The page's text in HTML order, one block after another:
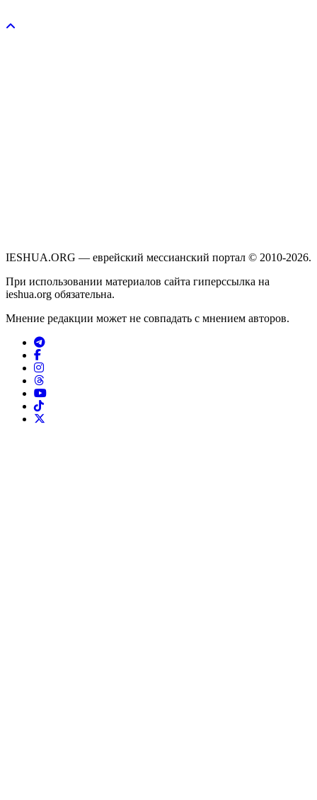
IESHUA.ORG — еврейский мессианский портал © 2010-2026.
При использовании материалов сайта гиперссылка на
ieshua.org обязательна.
Мнение редакции может не совпадать с мнением авторов.